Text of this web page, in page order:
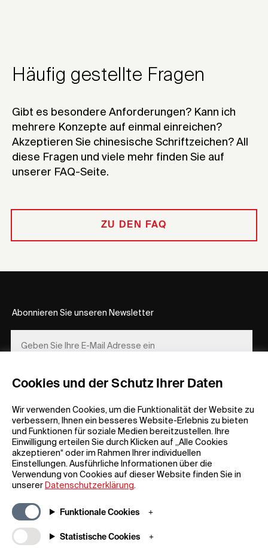
Cookies und der Schutz Ihrer Daten
Wir verwenden Cookies, um die Funktionalität der Website zu
verbessern, Ihnen ein besseres Website-Erlebnis zu bieten
und Funktionen für soziale Medien bereitzustellen. Ihre
Einwilligung erteilen Sie durch Klicken auf „Alle Cookies
akzeptieren“ oder im Rahmen Ihrer individuellen
Einstellungen. Ausführliche Informationen über die
Verwendung von Cookies auf dieser Website finden Sie in
unserer Datenschutzerklärung.
Funktionale Cookies
Statistische Cookies
Häufig gestellte Fragen
Gibt es besondere Anforderungen? Kann ich
mehrere Konzepte auf einmal einreichen?
Akzeptieren Sie chinesische Schriftzeichen? All
diese Fragen und viele mehr finden Sie auf
unserer FAQ-Seite.
ZU DEN FAQ
Allgemeine Informationen
Material zum Herunterladen
Geschäftsbedingungen
Unternehmen
Abonnieren Sie unseren Newsletter
REGISTRIEREN